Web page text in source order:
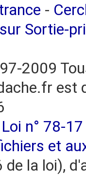
-
Sortie-
2009
est
Loi n° 78-
et
la loi),